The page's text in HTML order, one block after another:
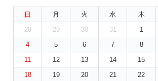
日 月 火 水 木
28
29 30 31 1
4
5 6 7 8
11
12 13 14 15
18
19 20 21 22